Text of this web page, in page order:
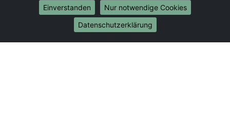
Umzug von Gelsenkirchen nach Münster
Internationale-Umzüge
Umzug von Gelsenkirchen nach Brasilien
Einverstanden
Nur notwendige Cookies
Datenschutzerklärung